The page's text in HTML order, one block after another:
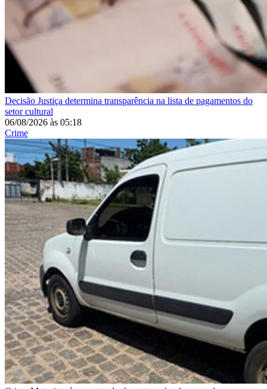
Decisão Justiça determina transparência na lista de pagamentos do
setor cultural
06/08/2026 às 05:18
Crime